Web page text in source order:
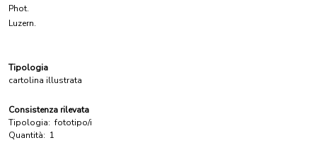
Phot.
Luzern.
Tipologia
cartolina illustrata
Consistenza rilevata
Tipologia: fototipo/i
Quantità: 1